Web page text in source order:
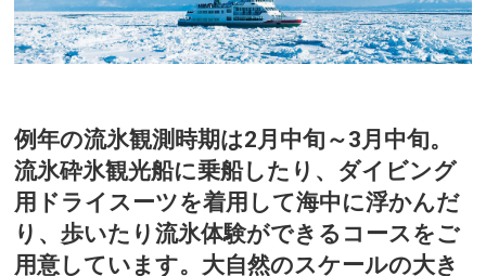
例年の流氷観測時期は2月中旬～3月中旬。
流氷砕氷観光船に乗船したり、ダイビング
用ドライスーツを着用して海中に浮かんだ
り、歩いたり流氷体験ができるコースをご
用意しています。大自然のスケールの大き